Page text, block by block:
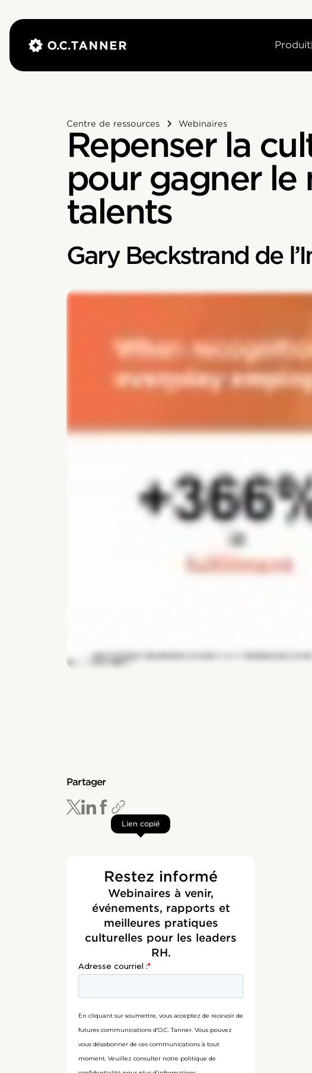
Produit
Centre de ressources Webinaires
Repenser la
pour gagner le
talents
Gary Beckstrand de
Partager
Lien copié
Restez informé
Webinaires à venir,
événements, rapports et
meilleures pratiques
culturelles pour les leaders
RH.